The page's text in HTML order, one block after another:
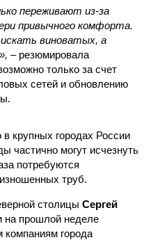
переживают из-за
привычного комфорта.
виноватых, а
– резюмировала
только за счет
сетей и обновлению
крупных городах России
частично могут исчезнуть
потребуются
труб.
столицы Сергей
на прошлой неделе
города